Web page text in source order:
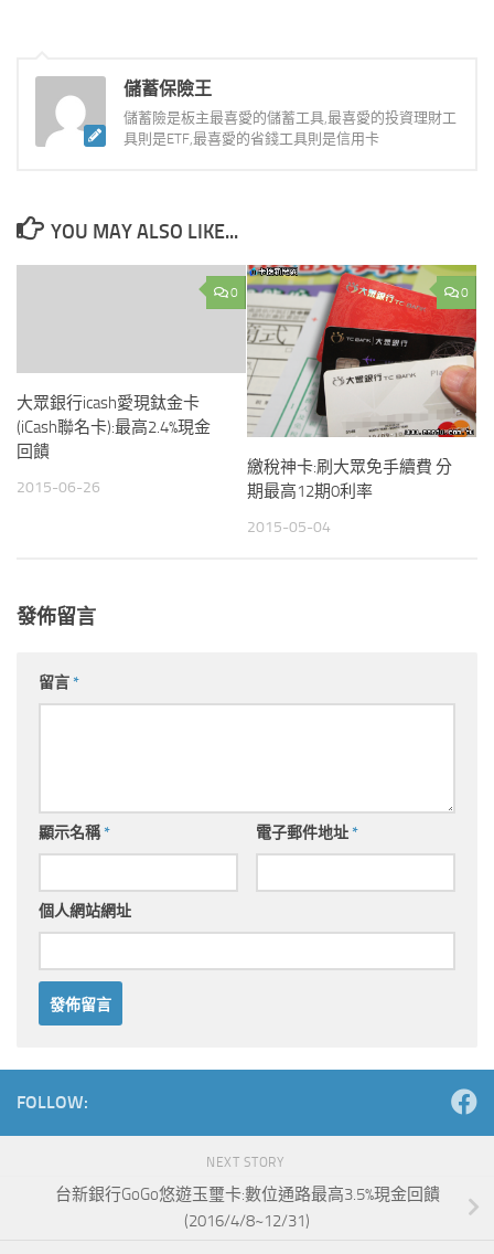
儲蓄保險王
儲蓄險是板主最喜愛的儲蓄工具,最喜愛的投資理財工
具則是ETF,最喜愛的省錢工具則是信用卡
YOU MAY ALSO LIKE...
0
大眾銀行icash愛現鈦金卡
(iCash聯名卡):最高2.4%現金
回饋
2015-06-26
0
繳稅神卡:刷大眾免手續費 分
期最高12期0利率
2015-05-04
發佈留言
留言*
顯示名稱* 電子郵件地址*
個人網站網址
FOLLOW:
NEXT STORY
台新銀行GoGo悠遊玉璽卡:數位通路最高3.5%現金回饋
(2016/4/8~12/31)